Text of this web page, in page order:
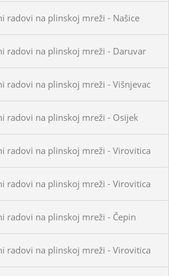
radovi na plinskoj mreži - Našice
radovi na plinskoj mreži - Daruvar
radovi na plinskoj mreži - Višnjevac
radovi na plinskoj mreži - Osijek
radovi na plinskoj mreži - Virovitica
radovi na plinskoj mreži - Virovitica
radovi na plinskoj mreži - Čepin
radovi na plinskoj mreži - Virovitica